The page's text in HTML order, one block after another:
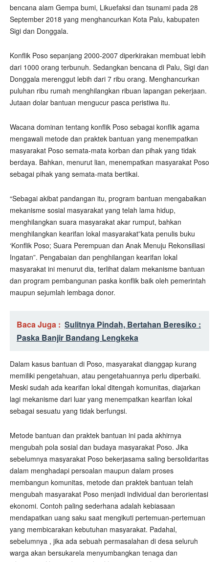
bencana alam Gempa bumi, Likuefaksi dan tsunami pada 28
September 2018 yang menghancurkan Kota Palu, kabupaten
Sigi dan Donggala.
Konflik Poso sepanjang 2000-2007 diperkirakan membuat lebih
dari 1000 orang terbunuh. Sedangkan bencana di Palu, Sigi dan
Donggala merenggut lebih dari 7 ribu orang. Menghancurkan
puluhan ribu rumah menghilangkan ribuan lapangan pekerjaan.
Jutaan dolar bantuan mengucur pasca peristiwa itu.
Wacana dominan tentang konflik Poso sebagai konflik agama
mengawali metode dan praktek bantuan yang menempatkan
masyarakat Poso semata-mata korban dan pihak yang tidak
berdaya. Bahkan, menurut lian, menempatkan masyarakat Poso
sebagai pihak yang semata-mata bertikai.
“Sebagai akibat pandangan itu, program bantuan mengabaikan
mekanisme sosial masyarakat yang telah lama hidup,
menghilangkan suara masyarakat akar rumput, bahkan
menghilangkan kearifan lokal masyarakat”kata penulis buku
‘Konflik Poso; Suara Perempuan dan Anak Menuju Rekonsiliasi
Ingatan”. Pengabaian dan penghilangan kearifan lokal
masyarakat ini menurut dia, terlihat dalam mekanisme bantuan
dan program pembangunan paska konflik baik oleh pemerintah
maupun sejumlah lembaga donor.
Baca Juga : Sulitnya Pindah, Bertahan Beresiko :
Paska Banjir Bandang Lengkeka
Dalam kasus bantuan di Poso, masyarakat dianggap kurang
memiliki pengetahuan, atau pengetahuannya perlu diperbaiki.
Meski sudah ada kearifan lokal ditengah komunitas, diajarkan
lagi mekanisme dari luar yang menempatkan kearifan lokal
sebagai sesuatu yang tidak berfungsi.
Metode bantuan dan praktek bantuan ini pada akhirnya
mengubah pola sosial dan budaya masyarakat Poso. Jika
sebelumnya masyarakat Poso bekerjasama saling bersolidaritas
dalam menghadapi persoalan maupun dalam proses
membangun komunitas, metode dan praktek bantuan telah
mengubah masyarakat Poso menjadi individual dan berorientasi
ekonomi. Contoh paling sederhana adalah kebiasaan
mendapatkan uang saku saat mengikuti pertemuan-pertemuan
yang membicarakan kebutuhan masyarakat. Padahal,
sebelumnya , jika ada sebuah permasalahan di desa seluruh
warga akan bersukarela menyumbangkan tenaga dan